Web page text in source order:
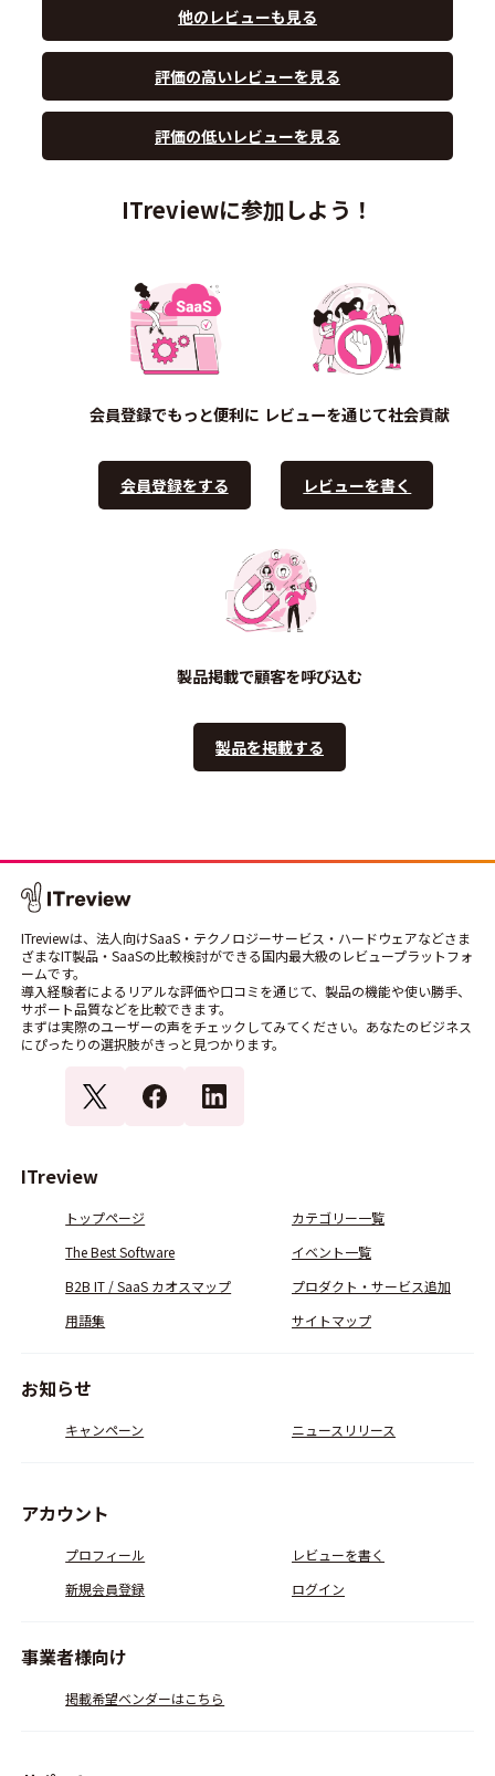
他のレビューも見る
評価の高いレビューを見る
評価の低いレビューを見る
ITreviewに参加しよう！
会員登録でもっと便利に
会員登録をする
レビューを通じて社会貢献
レビューを書く
製品掲載で顧客を呼び込む
製品を掲載する
ITreviewは、法人向けSaaS・テクノロジーサービス・ハードウェアなどさま
ざまなIT製品・SaaSの比較検討ができる国内最大級のレビュープラットフォ
ームです。
導入経験者によるリアルな評価や口コミを通じて、製品の機能や使い勝手、
サポート品質などを比較できます。
まずは実際のユーザーの声をチェックしてみてください。あなたのビジネス
にぴったりの選択肢がきっと見つかります。
ITreview
トップページ
カテゴリー一覧
The Best Software
イベント一覧
B2B IT / SaaS カオスマップ
プロダクト・サービス追加
用語集
サイトマップ
お知らせ
キャンペーン ニュースリリース
アカウント
プロフィール
レビューを書く
新規会員登録
ログイン
事業者様向け
掲載希望ベンダーはこちら